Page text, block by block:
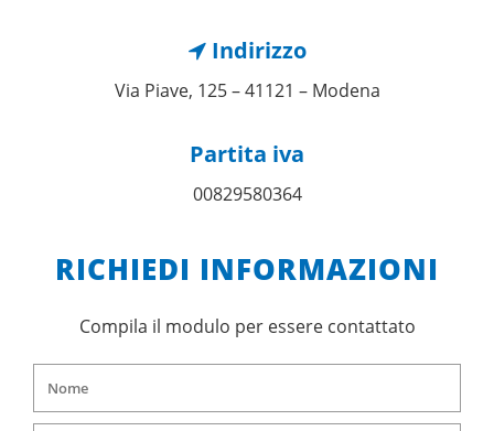
Indirizzo
Via Piave, 125 – 41121 – Modena
Partita iva
00829580364
RICHIEDI INFORMAZIONI
Compila il modulo per essere contattato